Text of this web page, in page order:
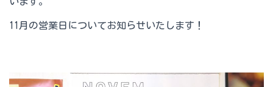
11月の営業日についてお知らせいたします！